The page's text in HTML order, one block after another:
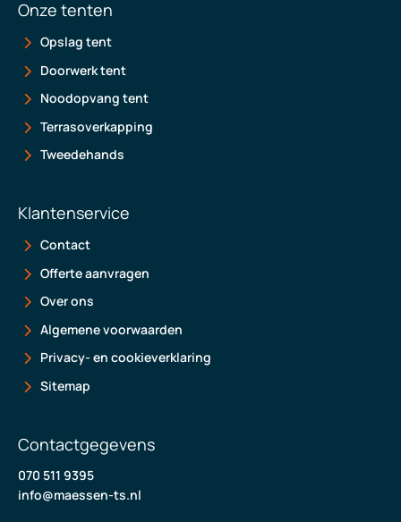
Onze tenten
Opslag tent
Doorwerk tent
Noodopvang tent
Terrasoverkapping
Tweedehands
Klantenservice
Contact
Offerte aanvragen
Over ons
Algemene voorwaarden
Privacy- en cookieverklaring
Sitemap
Contactgegevens
070 511 9395
info@maessen-ts.nl